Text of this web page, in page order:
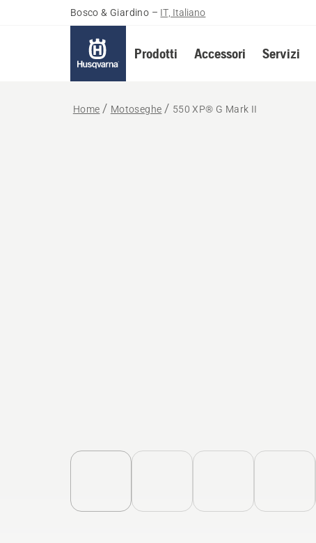
Bosco & Giardino – IT, Italiano
Prodotti Accessori Servizi
Home Motoseghe 550 XP® G Mark II